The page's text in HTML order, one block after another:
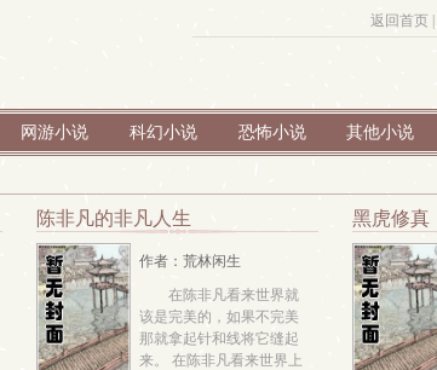
返回首页
网游小说 科幻小说 恐怖小说 其他小说
陈非凡的非凡人生
作者：荒林闲生
在陈非凡看来世界就
该是完美的，如果不完美
那就拿起针和线将它缝起
来。 在陈非凡看来世界上
黑虎修真